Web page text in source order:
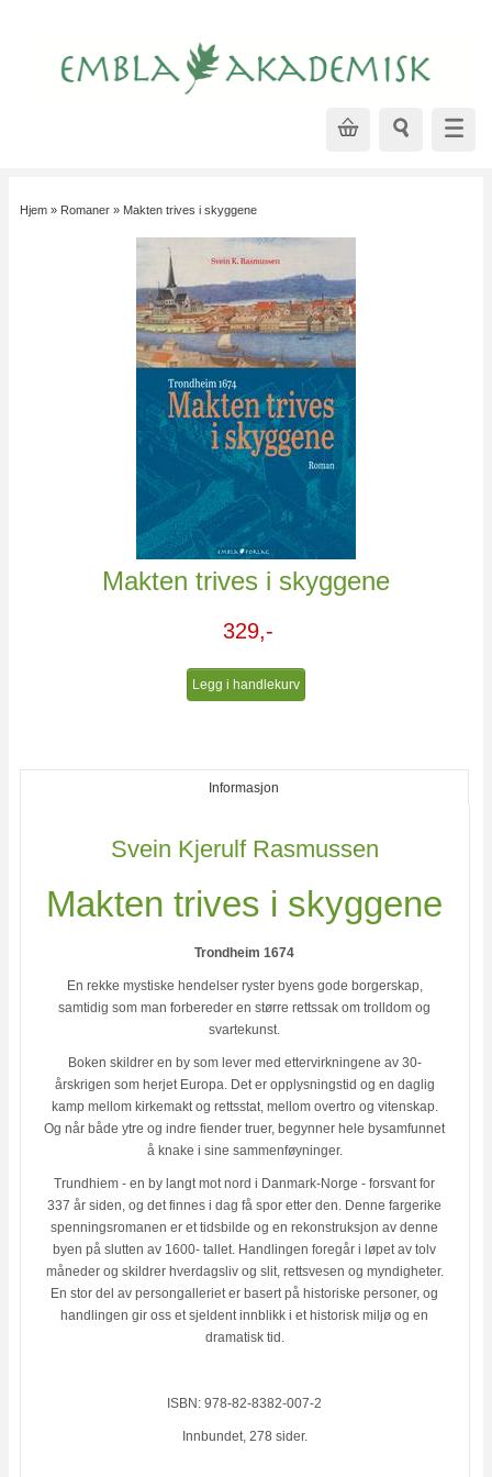
Hjem » Romaner » Makten trives i skyggene
Makten trives i skyggene
329,-
Legg i handlekurv
Informasjon
Svein Kjerulf Rasmussen
Makten trives i skyggene
Trondheim 1674
En rekke mystiske hendelser ryster byens gode borgerskap,
samtidig som man forbereder en større rettssak om trolldom og
svartekunst.
Boken skildrer en by som lever med ettervirkningene av 30-
årskrigen som herjet Europa. Det er opplysningstid og en daglig
kamp mellom kirkemakt og rettsstat, mellom overtro og vitenskap.
Og når både ytre og indre fiender truer, begynner hele bysamfunnet
å knake i sine sammenføyninger.
Trundhiem - en by langt mot nord i Danmark-Norge - forsvant for
337 år siden, og det finnes i dag få spor etter den. Denne fargerike
spenningsromanen er et tidsbilde og en rekonstruksjon av denne
byen på slutten av 1600- tallet. Handlingen foregår i løpet av tolv
måneder og skildrer hverdagsliv og slit, rettsvesen og myndigheter.
En stor del av persongalleriet er basert på historiske personer, og
handlingen gir oss et sjeldent innblikk i et historisk miljø og en
dramatisk tid.
ISBN: 978-82-8382-007-2
Innbundet, 278 sider.